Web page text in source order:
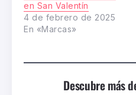
en San Valentín
4 de febrero de 2025
En «Marcas»
Descubre más